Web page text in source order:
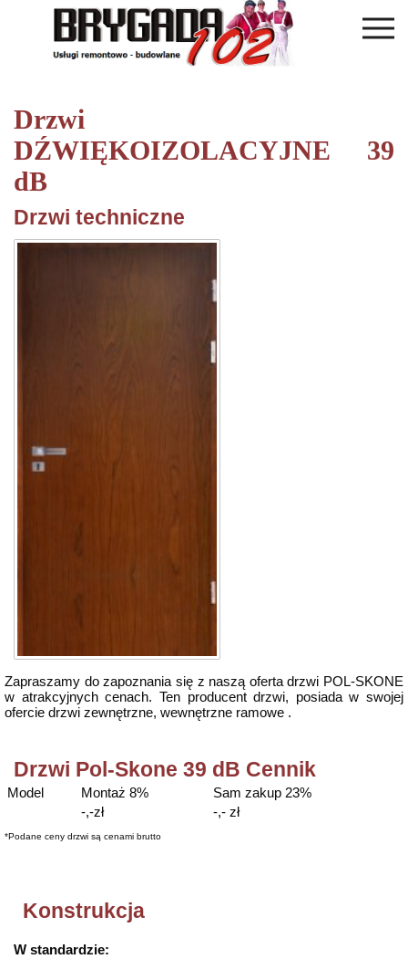
Drzwi
DŹWIĘKOIZOLACYJNE 39
dB
Drzwi techniczne
Zapraszamy do zapoznania się z naszą oferta drzwi POL-SKONE
w atrakcyjnych cenach. Ten producent drzwi, posiada w swojej
ofercie drzwi zewnętrzne, wewnętrzne ramowe .
Drzwi Pol-Skone 39 dB Cennik
Model Montaż 8%
Sam zakup 23%
-,-zł
-,- zł
*Podane ceny drzwi są cenami brutto
Konstrukcja
W standardzie: